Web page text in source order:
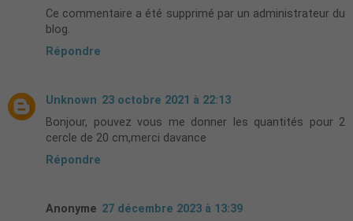
Ce commentaire a été supprimé par un administrateur du
blog.
Répondre
Unknown 23 octobre 2021 à 22:13
Bonjour, pouvez vous me donner les quantités pour 2
cercle de 20 cm,merci davance
Répondre
Anonyme 27 décembre 2023 à 13:39